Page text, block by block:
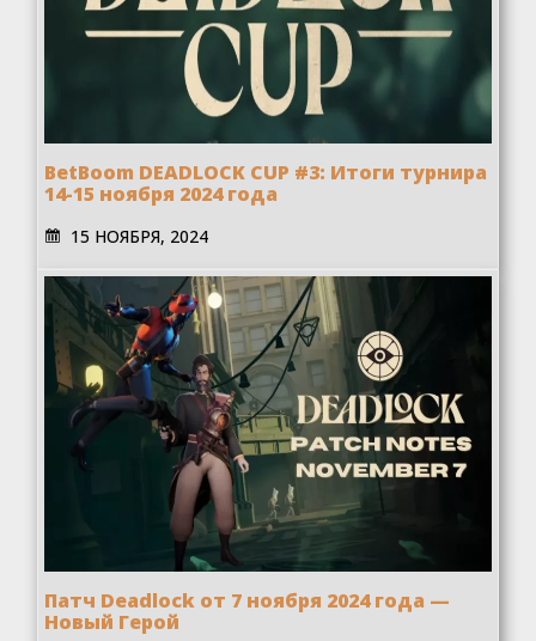
BetBoom DEADLOCK CUP #3: Итоги турнира
14-15 ноября 2024 года
15 НОЯБРЯ, 2024
Патч Deadlock от 7 ноября 2024 года —
Новый Герой